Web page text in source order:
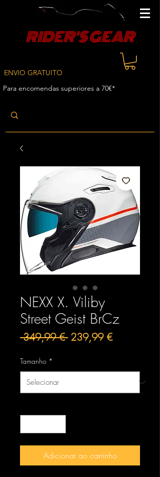
RIDER'S GEAR
ENVIO GRATUITO
Para encomendas superiores a 70€*
NEXX X. Viliby
Street Geist BrCz
349,99 € Preço
239,99 €Preço
Tamanho *
Adicionar ao carrinho